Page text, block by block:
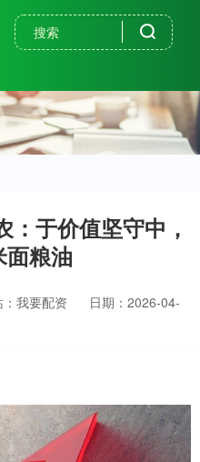
于价值坚守中，
粮油
：我要配资
日期：2026-04-